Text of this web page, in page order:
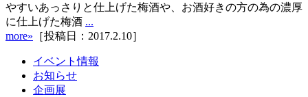
やすいあっさりと仕上げた梅酒や、お酒好きの方の為の濃厚
に仕上げた梅酒 ...
more» ［投稿日：2017.2.10］
イベント情報
お知らせ
企画展